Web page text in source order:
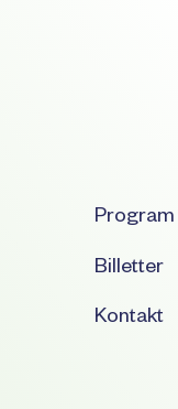
Program
Billetter
Kontakt